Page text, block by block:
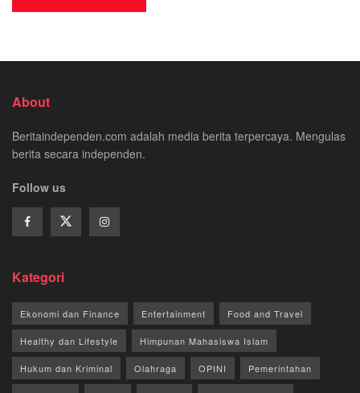
About
Beritaindependen.com adalah media berita terpercaya. Mengulas
berita secara independen.
Follow us
Kategori
Ekonomi dan Finance Entertainment Food and Travel
Healthy dan Lifestyle Himpunan Mahasiswa Islam
Hukum dan Kriminal Olahraga OPINI Pemerintahan